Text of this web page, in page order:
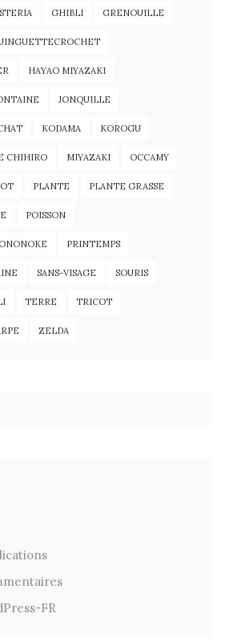
GHIBLI GRENOUILLE
HAYAO MIYAZAKI
JONQUILLE
KODAMA KOROGU
CHIHIRO MIYAZAKI OCCAMY
PLANTE PLANTE GRASSE
POISSON
PRINTEMPS
SANS-VISAGE SOURIS
TERRE TRICOT
ZELDA
FR